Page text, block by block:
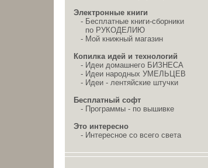
Электронные книги
- Бесплатные книги-сборники
по РУКОДЕЛИЮ
- Мой книжный магазин
Копилка идей и технологий
- Идеи домашнего БИЗНЕСА
- Идеи народных УМЕЛЬЦЕВ
- Идеи - лентяйские штучки
Бесплатный софт
- Программы - по вышивке
Это интересно
- Интересное со всего света